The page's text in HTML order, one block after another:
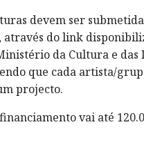
devem ser
do link
da Cultura e das
que cada artista/
projecto.
vai até